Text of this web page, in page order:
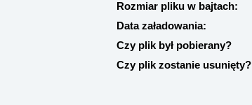
Rozmiar pliku w bajtach:
Data załadowania:
Czy plik był pobierany?
Czy plik zostanie usunięty?